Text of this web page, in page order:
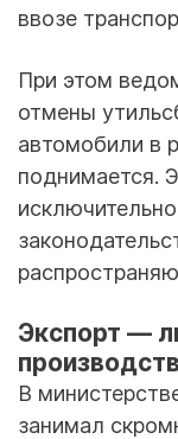
ввозе
При этом
отмены
автомобили в
поднимается.
Экспорт —
В
занимал